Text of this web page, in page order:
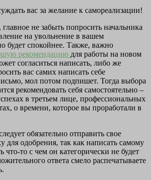
вас за желание к самореализации!
не забыть попросить начальника
на увольнение в вашем
будет спокойнее. Также, важно
рекомендацию для работы на новом
согласиться написать, либо же
вас самих написать себе
мол потом подпишет. Тогда выбора
рекомендовать себя самостоятельно –
в третьем лице, профессиональных
о времени, которое вы проработали в
обязательно отправить свое
для одобрения, так как написать самому
что-то с чем он категорически не будет
ответа смело распечатываете